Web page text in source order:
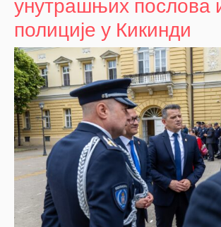
унутрашњих послова
полиције у Кикинди